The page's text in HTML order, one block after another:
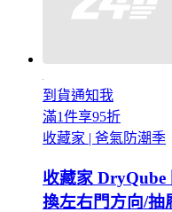
到貨通知我
滿1件享95折
收藏家 | 爸氣防潮季
收藏家 DryQube
換左右門方向/抽